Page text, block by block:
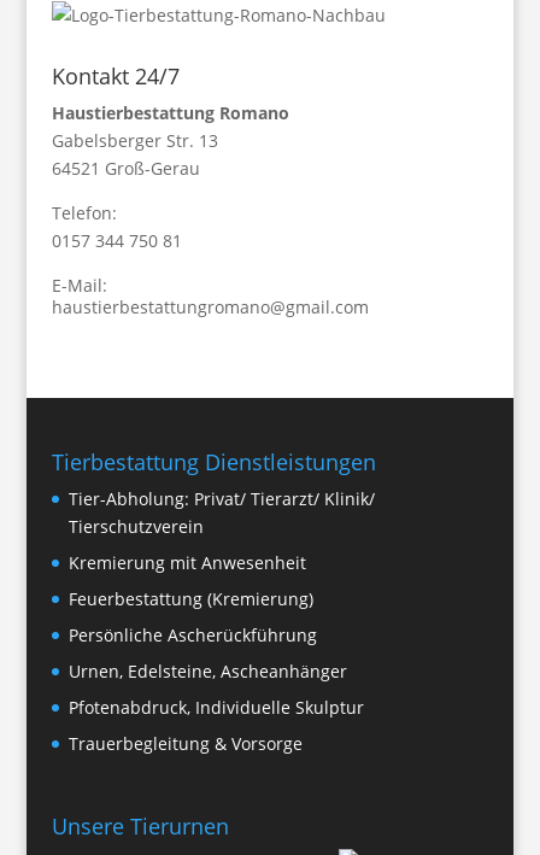
Kontakt 24/7
Haustierbestattung Romano
Gabelsberger Str. 13
64521 Groß-Gerau
Telefon:
0157 344 750 81
E-Mail:
haustierbestattungromano@gmail.com
Tierbestattung Dienstleistungen
Tier-Abholung: Privat/ Tierarzt/ Klinik/
Tierschutzverein
Kremierung mit Anwesenheit
Feuerbestattung (Kremierung)
Persönliche Ascherückführung
Urnen, Edelsteine, Ascheanhänger
Pfotenabdruck, Individuelle Skulptur
Trauerbegleitung & Vorsorge
Unsere Tierurnen